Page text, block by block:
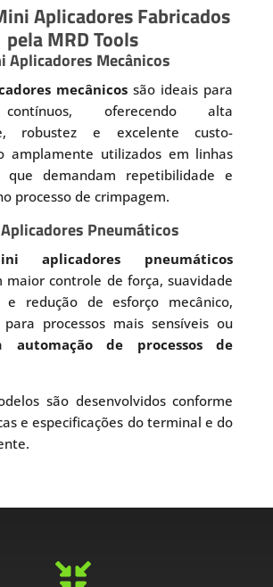
Aplicadores Fabricados
pela MRD Tools
Aplicadores Mecânicos
mecânicos são ideais para
contínuos, oferecendo alta
robustez e excelente custo-
amplamente utilizados em linhas
que demandam repetibilidade e
processo de crimpagem.
Pneumáticos
aplicadores pneumáticos
maior controle de força, suavidade
e redução de esforço mecânico,
processos mais sensíveis ou
automação de processos de
são desenvolvidos conforme
e especificações do terminal e do
